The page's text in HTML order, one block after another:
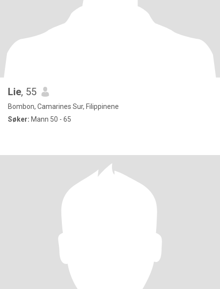
Lie, 55
Bombon, Camarines Sur, Filippinene
Søker: Mann 50 - 65